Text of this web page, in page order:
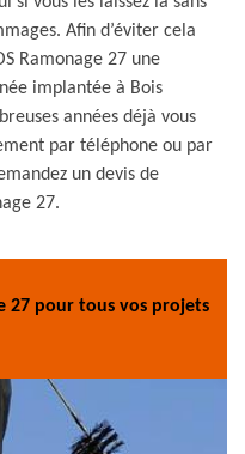
Afin d’éviter cela
Ramonage 27 une
implantée à Bois
années déjà vous
par téléphone ou par
un devis de
27.
27 pour tous vos projets